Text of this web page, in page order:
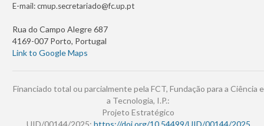
E-mail:cmup.secretariado@fc.up.pt
Rua do Campo Alegre 687
4169-007 Porto, Portugal
Link to Google Maps
Financiado total ou parcialmente pela FCT, Fundação para a Ciência e
a Tecnologia, I.P.:
Projeto Estratégico